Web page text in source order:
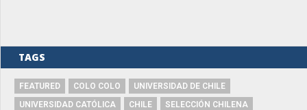
TAGS
FEATURED COLO COLO
UNIVERSIDAD DE CHILE
UNIVERSIDAD CATÓLICA
CHILE
SELECCIÓN CHILENA